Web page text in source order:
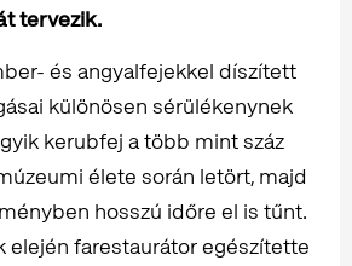
tervezik.
és angyalfejekkel díszített
különösen sérülékenynek
kerubfej a több mint száz
élete során letört, majd
hosszú időre el is tűnt.
elején farestaurátor egészítette